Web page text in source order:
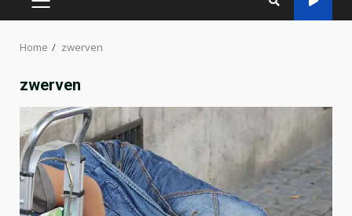
PRIMAIR
Home zwerven
zwerven